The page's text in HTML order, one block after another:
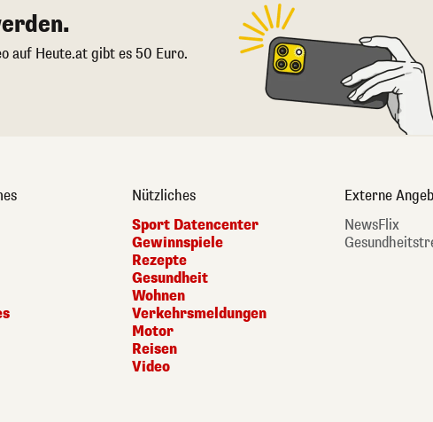
auf Heute.at gibt es 50 Euro.
Nützliches
Sport Datencenter
Gewinnspiele
Rezepte
Gesundheit
Wohnen
Verkehrsmeldungen
Motor
Reisen
Video
Externe
NewsFlix